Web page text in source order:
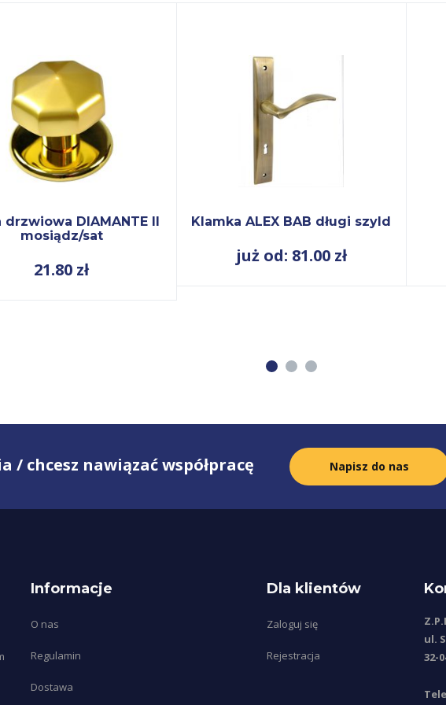
drzwiowa DIAMANTE II
mosiądz/sat
21.80 zł
Klamka ALEX BAB długi szyld
już od: 81.00 zł
1 2 3
/ chcesz nawiązać współpracę Napisz do nas
Informacje
O nas
Regulamin
Dostawa
Dla klientów
Zaloguj się
Rejestracja
ul.
32-